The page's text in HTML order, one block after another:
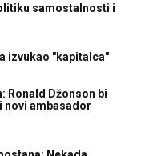
samostalnosti i
izvukao "kapitalca"
Ronald Džonson bi
novi ambasador